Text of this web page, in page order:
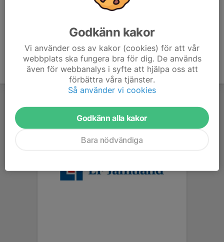
Godkänn kakor
Vi använder oss av kakor (cookies) för att vår
webbplats ska fungera bra för dig. De används
även för webbanalys i syfte att hjälpa oss att
förbättra våra tjänster.
Så använder vi cookies
Godkänn alla kakor
Bara nödvändiga